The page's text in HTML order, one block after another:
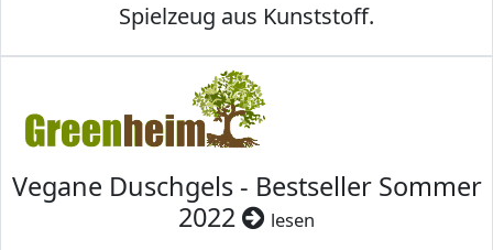
Spielzeug aus Kunststoff.
Vegane Duschgels - Bestseller Sommer
2022
lesen